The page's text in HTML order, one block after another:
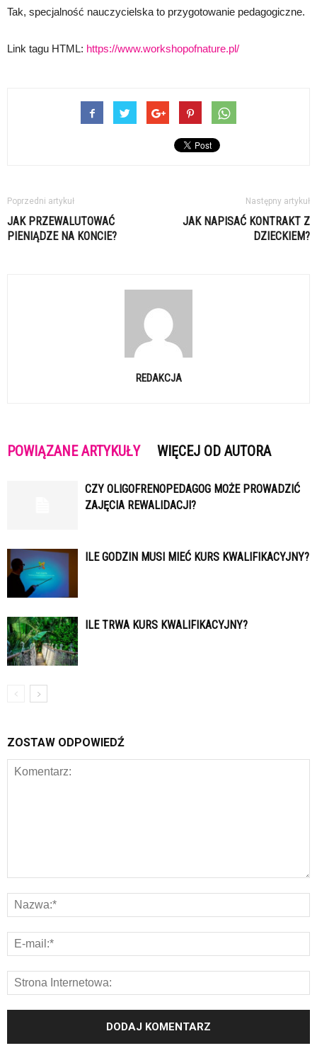
Tak, specjalność nauczycielska to przygotowanie pedagogiczne.
Link tagu HTML: https://www.workshopofnature.pl/
Poprzedni artykuł
JAK PRZEWALUTOWAĆ
PIENIĄDZE NA KONCIE?
Następny artykuł
JAK NAPISAĆ KONTRAKT Z
DZIECKIEM?
REDAKCJA
POWIĄZANE ARTYKUŁY WIĘCEJ OD AUTORA
CZY OLIGOFRENOPEDAGOG MOŻE PROWADZIĆ
ZAJĘCIA REWALIDACJI?
ILE GODZIN MUSI MIEĆ KURS KWALIFIKACYJNY?
ILE TRWA KURS KWALIFIKACYJNY?
ZOSTAW ODPOWIEDŹ